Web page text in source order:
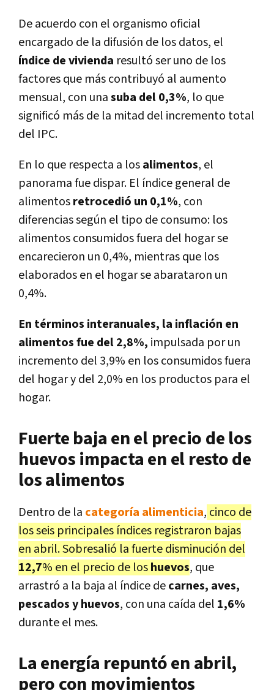
De acuerdo con el organismo oficial
encargado de la difusión de los datos, el
índice de vivienda resultó ser uno de los
factores que más contribuyó al aumento
mensual, con unasuba del 0,3%, lo que
significó más de la mitad del incremento total
del IPC.
En lo que respecta a losalimentos, el
panorama fue dispar. El índice general de
alimentosretrocedió un 0,1%, con
diferencias según el tipo de consumo: los
alimentos consumidos fuera del hogar se
encarecieron un 0,4%, mientras que los
elaborados en el hogar se abarataron un
0,4%.
En términos interanuales, la inflación en
alimentos fue del 2,8%, impulsada por un
incremento del 3,9% en los consumidos fuera
del hogar y del 2,0% en los productos para el
hogar.
Fuerte baja en el precio de los
huevos impacta en el resto de
los alimentos
Dentro de la categoría alimenticia, cinco de
los seis principales índices registraron bajas
en abril. Sobresalió la fuerte disminución del
12,7% en el precio de loshuevos, que
arrastró a la baja al índice decarnes, aves,
pescados y huevos, con una caída del 1,6%
durante el mes.
La energía repuntó en abril,
pero con movimientos